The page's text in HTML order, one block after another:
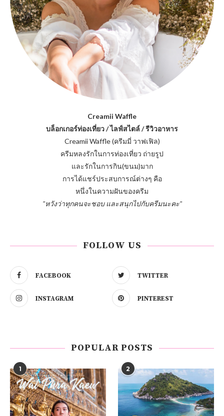
Creamii Waffle
บล็อกเกอร์ท่องเที่ยว / ไลฟ์สไตล์ / รีวิวอาหาร
Creamii Waffle (ครีมมี่ วาฟเฟิล)
ครีมหลงรักในการท่องเที่ยว ถ่ายรูป
และรักในการกิน(ขนม)มาก
การได้แชร์ประสบการณ์ต่างๆ คือ
หนึ่งในความฝันของครีม
"หวังว่าทุกคนจะชอบ และสนุกไปกับครีมนะคะ"
FOLLOW US
FACEBOOK TWITTER
INSTAGRAM PINTEREST
POPULAR POSTS
1 2